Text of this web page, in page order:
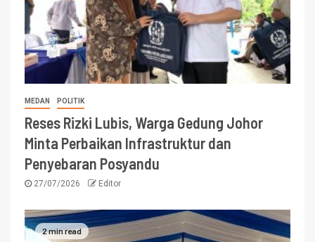
MEDAN POLITIK
Reses Rizki Lubis, Warga Gedung Johor
Minta Perbaikan Infrastruktur dan
Penyebaran Posyandu
27/07/2026 Editor
2 min read